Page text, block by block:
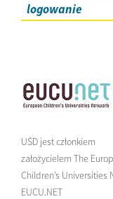
logowanie
UŚD jest członkiem
założycielem The
Children’s Universities
EUCU.NET